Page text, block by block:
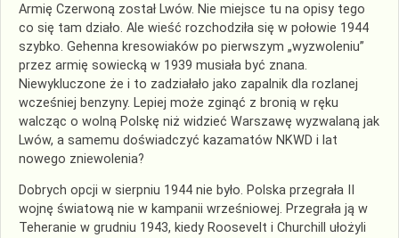
Armię Czerwoną został Lwów. Nie miejsce tu na opisy tego
co się tam działo. Ale wieść rozchodziła się w połowie 1944
szybko. Gehenna kresowiaków po pierwszym „wyzwoleniu”
przez armię sowiecką w 1939 musiała być znana.
Niewykluczone że i to zadziałało jako zapalnik dla rozlanej
wcześniej benzyny. Lepiej może zginąć z bronią w ręku
walcząc o wolną Polskę niż widzieć Warszawę wyzwalaną jak
Lwów, a samemu doświadczyć kazamatów NKWD i lat
nowego zniewolenia?
Dobrych opcji w sierpniu 1944 nie było. Polska przegrała II
wojnę światową nie w kampanii wrześniowej. Przegrała ją w
Teheranie w grudniu 1943, kiedy Roosevelt i Churchill ułożyli